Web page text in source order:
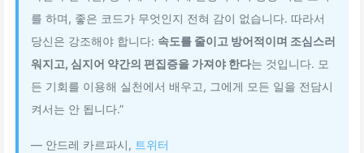
를 하며, 좋은 코드가 무엇인지 전혀 감이 없습니다. 따라서
당신은 강조해야 합니다: 속도를 줄이고 방어적이며 조심스러
워지고, 심지어 약간의 편집증을 가져야 한다는 것입니다. 모
든 기회를 이용해 실천에서 배우고, 그에게 모든 일을 전담시
켜서는 안 됩니다.”
— 안드레 카르파시, 트위터